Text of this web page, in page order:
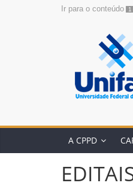
Ir para o conteúdo 1
A CPPD